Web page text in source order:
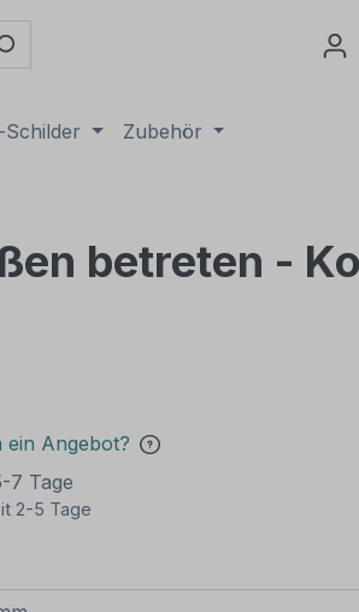
Zubehör
betreten -
ein Angebot?
7 Tage
2-5 Tage